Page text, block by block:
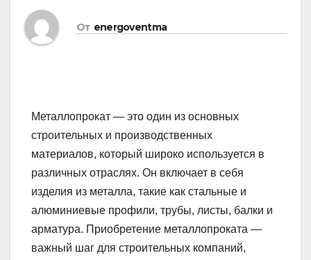
От energoventma
Металлопрокат — это один из основных
строительных и производственных
материалов, который широко используется в
различных отраслях. Он включает в себя
изделия из металла, такие как стальные и
алюминиевые профили, трубы, листы, балки и
арматура. Приобретение металлопроката —
важный шаг для строительных компаний,